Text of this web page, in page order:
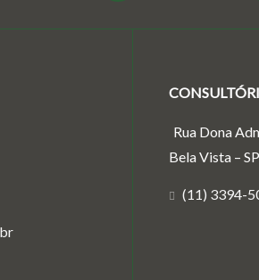
Rua Dona
Bela Vista – SP
(11) 3394-